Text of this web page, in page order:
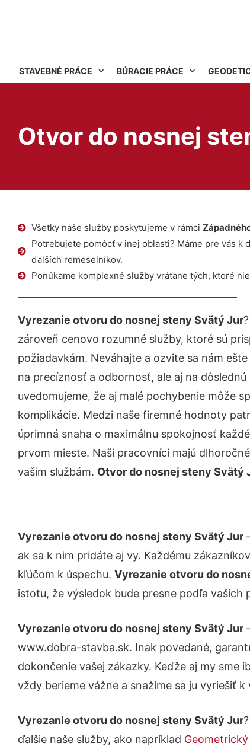
STAVEBNÉ PRÁCE BÚRACIE PRÁCE
Otvor do nosnej
Všetky naše služby poskytujeme v rámci
Potrebujete pomôcť v inej oblasti? Máme pre vás k
ďalších remeselníkov.
Ponúkame komplexné služby vrátane tých, ktoré
Vyrezanie otvoru do nosnej steny Svätý Jur
zároveň cenovo rozumné služby, ktoré sú
požiadavkám. Neváhajte a ozvite sa nám
na precíznosť a odbornosť, ale aj na
uvedomujeme, že aj malé pochybenie môže
komplikácie. Medzi naše firemné hodnoty
úprimná snaha o maximálnu spokojnosť
prvom mieste. Naši pracovníci majú
vašim službám. Otvor do nosnej steny Svätý
Vyrezanie otvoru do nosnej steny Svätý Jur
ak sa k nim pridáte aj vy. Každému
kľúčom k úspechu. Vyrezanie otvoru do
istotu, že výsledok bude presne podľa vašich
Vyrezanie otvoru do nosnej steny Svätý Jur
www.dobra-stavba.sk. Inak povedané,
dokončenie vašej zákazky. Keďže aj my sme
vždy berieme vážne a snažíme sa ju vyriešiť k
Vyrezanie otvoru do nosnej steny Svätý Jur
ďalšie naše služby, ako napríklad